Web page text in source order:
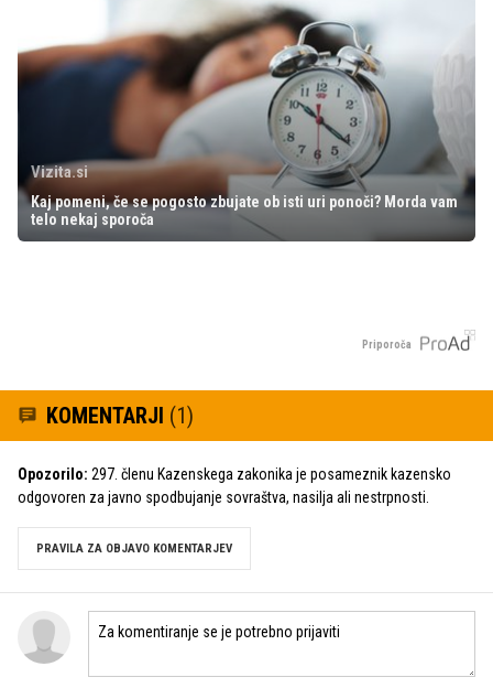
Vizita.si
Kaj pomeni, če se pogosto zbujate ob isti uri ponoči? Morda vam
telo nekaj sporoča
Priporoča
KOMENTARJI (1)
Opozorilo: 297. členu Kazenskega zakonika je posameznik kazensko
odgovoren za javno spodbujanje sovraštva, nasilja ali nestrpnosti.
PRAVILA ZA OBJAVO KOMENTARJEV